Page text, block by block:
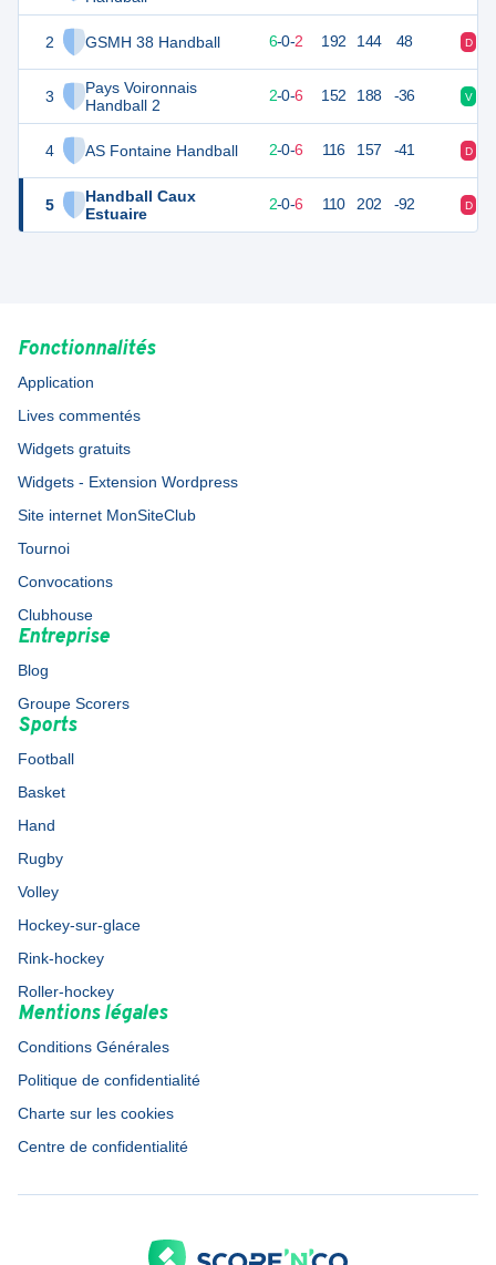
2 GSMH 38 Handball
3
Pays Voironnais
Handball 2
4 AS Fontaine Handball
5
Handball Caux
Estuaire
20 6-0-2 192 144 48 D
12 2-0-6 152 188 -36 V
12 8 2-0-6 116 157 -41 D
12 2-0-6 110 202 -92 D
Fonctionnalités
Application
Lives commentés
Widgets gratuits
Widgets - Extension Wordpress
Site internet MonSiteClub
Tournoi
Convocations
Clubhouse
Entreprise
Blog
Groupe Scorers
Sports
Football
Basket
Hand
Rugby
Volley
Hockey-sur-glace
Rink-hockey
Roller-hockey
Mentions légales
Conditions Générales
Politique de confidentialité
Charte sur les cookies
Centre de confidentialité